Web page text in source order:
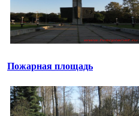
Пожарная площадь